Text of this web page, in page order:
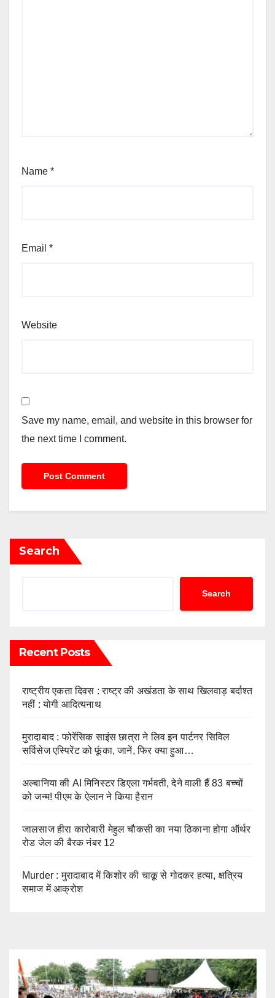
Name *
Email *
Website
Save my name, email, and website in this browser for
the next time I comment.
Search
Search
Recent Posts
राष्ट्रीय एकता दिवस : राष्ट्र की अखंडता के साथ खिलवाड़ बर्दाश्त
नहीं : योगी आदित्यनाथ
मुरादाबाद : फोरेंसिक साइंस छात्रा ने लिव इन पार्टनर सिविल
सर्विसेज एस्पिरेंट को फूंका, जानें, फिर क्या हुआ…
अल्बानिया की AI मिनिस्‍टर डिएला गर्भवती, देने वाली हैं 83 बच्चों
को जन्‍म! पीएम के ऐलान ने किया हैरान
जालसाज हीरा कारोबारी मेहुल चौकसी का नया ठिकाना होगा ऑर्थर
रोड जेल की बैरक नंबर 12
Murder : मुरादाबाद में किशोर की चाकू से गोदकर हत्या, क्षत्रिय
समाज में आक्रोश